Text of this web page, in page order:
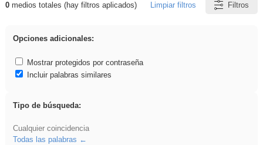
Resultados de: ANIMALES
0medios totales (hay filtros aplicados) Limpiar filtros Filtros
Opciones adicionales:
Mostrar protegidos por contraseña
Incluir palabras similares
Tipo de búsqueda:
Cualquier coincidencia
Todas las palabras